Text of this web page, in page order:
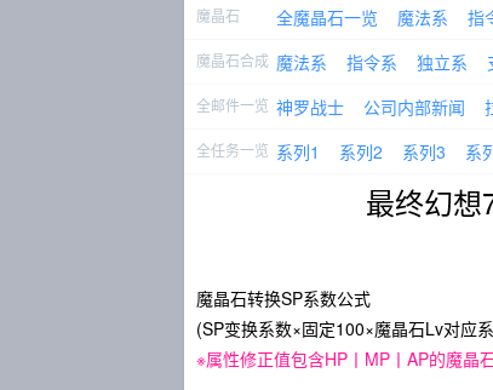
魔晶石 全魔晶石一览 魔法系 指
魔晶石合成 魔法系 指令系 独立系
全邮件一览 神罗战士 公司内部新闻
全任务一览 系列1 系列2 系列3 系
最终幻
魔晶石转换SP系数公式
(SP变换系数×固定100×魔晶石Lv对应
※属性修正值包含HP丨MP丨AP的魔晶